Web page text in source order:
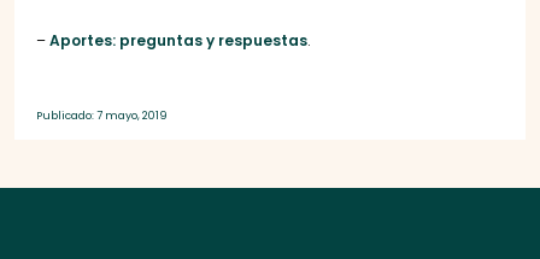
–Aportes: preguntas y respuestas.
Publicado: 7 mayo, 2019